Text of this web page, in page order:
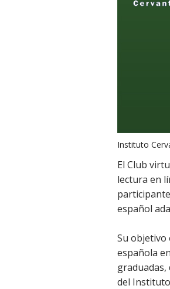
Instituto
El Club
lectura en
español
Su objetivo
española
graduadas,
del